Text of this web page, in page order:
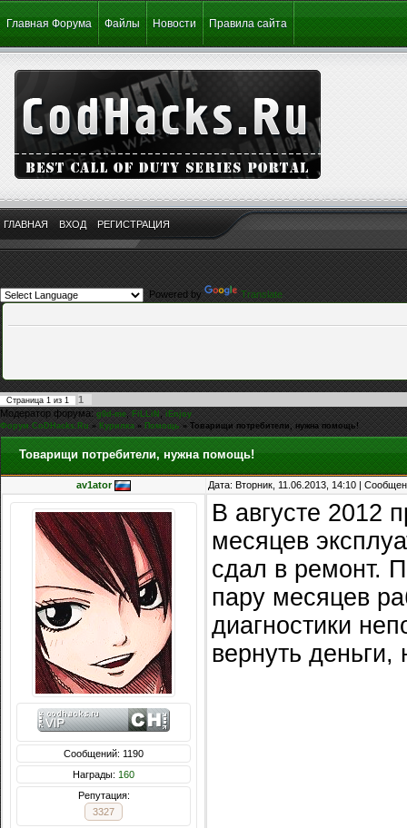
Главная Форума Файлы Новости Правила сайта
ГЛАВНАЯ ВХОД РЕГИСТРАЦИЯ
Powered by Translate
Страница 1 из 1
1
Модератор форума:g0d-me, FiLLiN,iEnjoy
Форум CoDHacks.Ru » Курилка » Помощь » Товарищи потребители, нужна помощь!
Товарищи потребители, нужна помощь!
av1ator Дата: Вторник, 11.06.2013, 14:10 |
Сообщений: 1190
Награды: 160
Репутация:
3327
В августе 2012
месяцев
сдал в ремонт.
пару месяцев
диагностики
вернуть деньги,